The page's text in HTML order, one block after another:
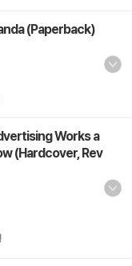
(Paperback)
Works a
(Hardcover, Rev